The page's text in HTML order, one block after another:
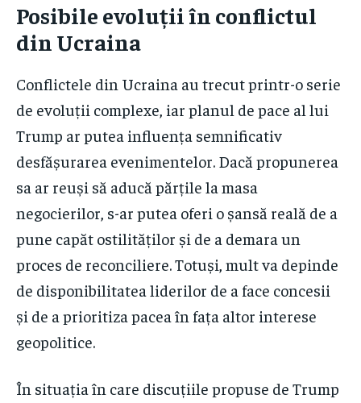
Posibile evoluții în conflictul
din Ucraina
Conflictele din Ucraina au trecut printr-o serie
de evoluții complexe, iar planul de pace al lui
Trump ar putea influența semnificativ
desfășurarea evenimentelor. Dacă propunerea
sa ar reuși să aducă părțile la masa
negocierilor, s-ar putea oferi o șansă reală de a
pune capăt ostilităților și de a demara un
proces de reconciliere. Totuși, mult va depinde
de disponibilitatea liderilor de a face concesii
și de a prioritiza pacea în fața altor interese
geopolitice.
În situația în care discuțiile propuse de Trump